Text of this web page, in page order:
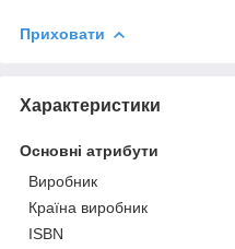
Приховати
Характеристики
Основні атрибути
Виробник
Країна виробник
ISBN